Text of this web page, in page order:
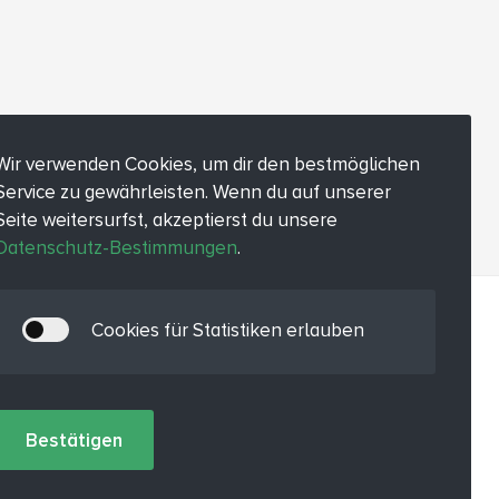
verwenden Cookies, um dir den bestmöglichen
zu gewährleisten. Wenn du auf unserer
weitersurfst, akzeptierst du unsere
Bestimmungen.
Cookies für Statistiken erlauben
Bestätigen